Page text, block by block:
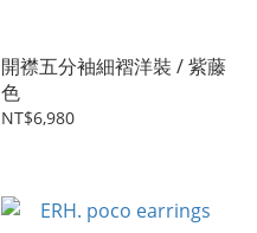
開襟五分袖細褶洋裝 / 紫藤
色
NT$6,980